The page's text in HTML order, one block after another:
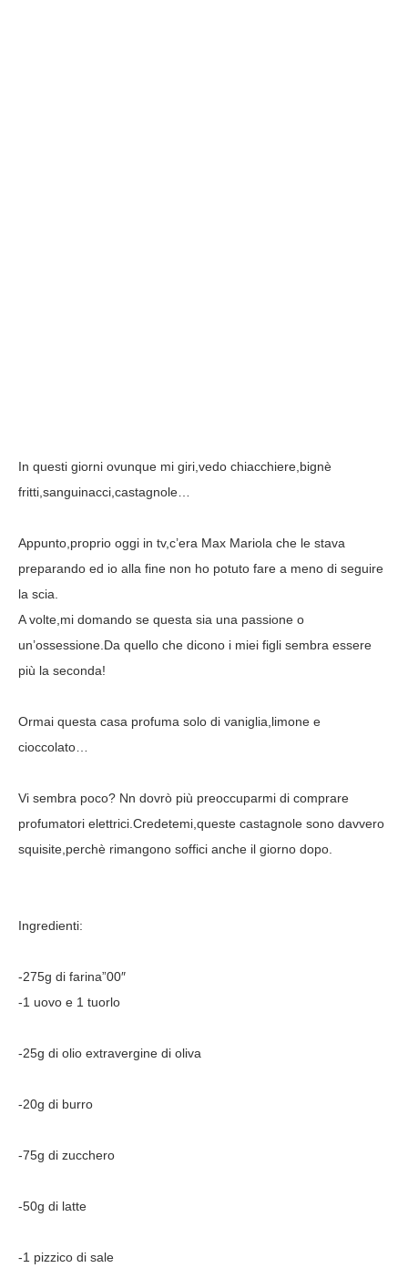
In questi giorni ovunque mi giri,vedo chiacchiere,bignè
fritti,sanguinacci,castagnole…
Appunto,proprio oggi in tv,c’era Max Mariola che le stava
preparando ed io alla fine non ho potuto fare a meno di seguire
la scia.
A volte,mi domando se questa sia una passione o
un’ossessione.Da quello che dicono i miei figli sembra essere
più la seconda!
Ormai questa casa profuma solo di vaniglia,limone e
cioccolato…
Vi sembra poco? Nn dovrò più preoccuparmi di comprare
profumatori elettrici.Credetemi,queste castagnole sono davvero
squisite,perchè rimangono soffici anche il giorno dopo.
Ingredienti:
-275g di farina”00″
-1 uovo e 1 tuorlo
-25g di olio extravergine di oliva
-20g di burro
-75g di zucchero
-50g di latte
-1 pizzico di sale